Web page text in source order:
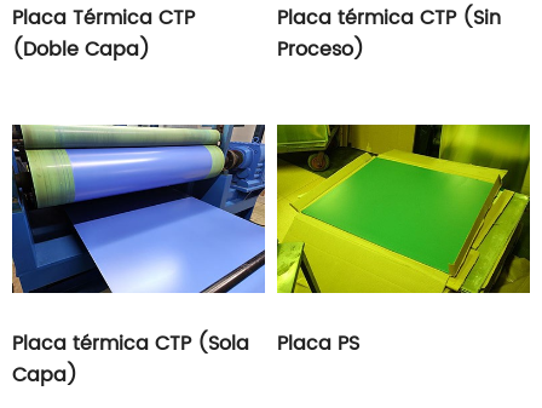
Placa Térmica CTP
(Doble Capa)
Placa térmica CTP (Sin
Proceso)
Placa térmica CTP (Sola
Capa)
Placa PS